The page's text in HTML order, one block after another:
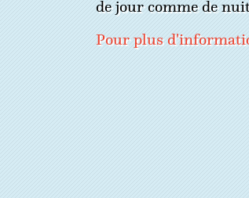
de jour comme de
Pour plus